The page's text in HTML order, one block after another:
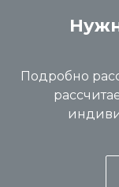
Подробно